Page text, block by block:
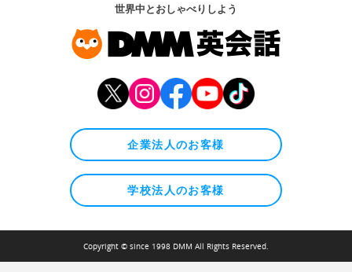
世界中とおしゃべりしよう
企業法人のお客様
学校法人のお客様
Copyright © since 1998 DMM All Rights Reserved.